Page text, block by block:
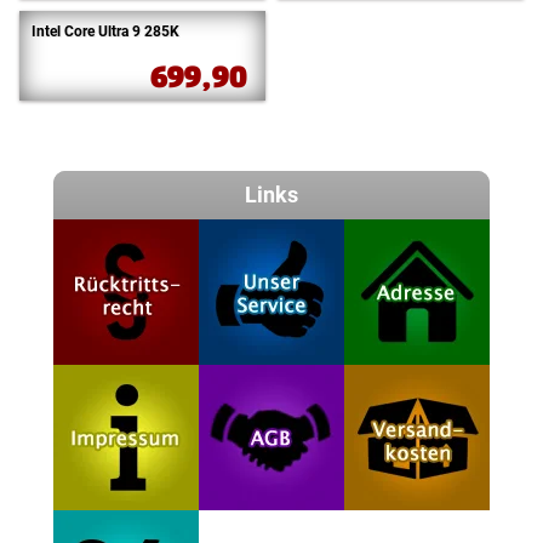
Intel Core Ultra 9 285K
699,90
Links